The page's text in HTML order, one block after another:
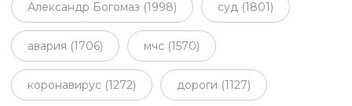
Александр Богомаз (1998) суд (1801)
авария (1706) мчс (1570)
коронавирус (1272) дороги (1127)